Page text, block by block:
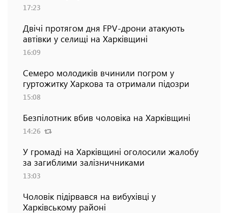
17:23
Двічі протягом дня FPV-дрони атакують
автівки у селищі на Харківщині
16:09
Семеро молодиків вчинили погром у
гуртожитку Харкова та отримали підозри
15:08
Безпілотник вбив чоловіка на Харківщині
14:26
У громаді на Харківщині оголосили жалобу
за загиблими залізничниками
13:03
Чоловік підірвався на вибухівці у
Харківському районі